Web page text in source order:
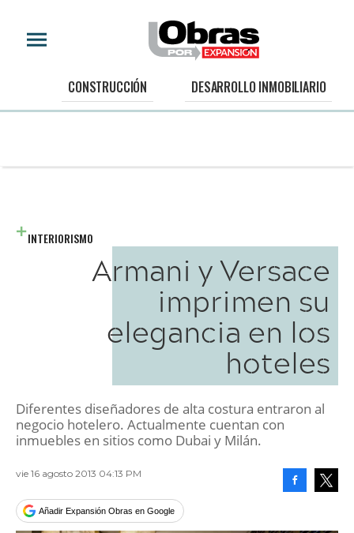
CONSTRUCCIÓN DESARROLLO INMOBILIARIO
INTERIORISMO
Armani y Versace
imprimen su
elegancia en los
hoteles
Diferentes diseñadores de alta costura entraron al
negocio hotelero. Actualmente cuentan con
inmuebles en sitios como Dubai y Milán.
vie 16 agosto 2013 04:13 PM
Añadir Expansión Obras en Google